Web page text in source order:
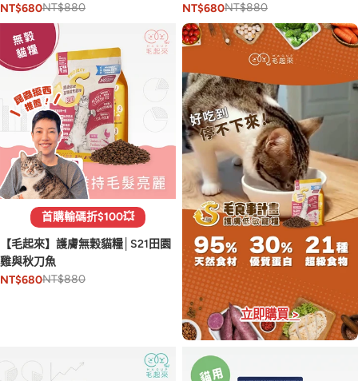
NT$680NT$880
NT$680NT$880
首購輸碼折$100💥
【毛起來】護膚無穀貓糧│S21田園
雞與秋刀魚
NT$680NT$880
立即購買 >